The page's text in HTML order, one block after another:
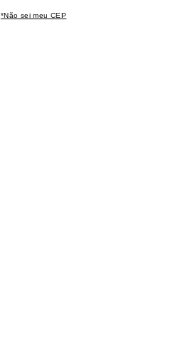
*Não sei meu CEP